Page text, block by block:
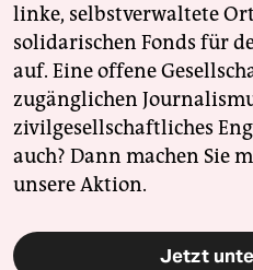
linke, selbstverwaltete
solidarischen Fonds für
auf. Eine offene
zugänglichen
zivilgesellschaftliches
auch? Dann machen Sie
unsere Aktion.
Jetzt